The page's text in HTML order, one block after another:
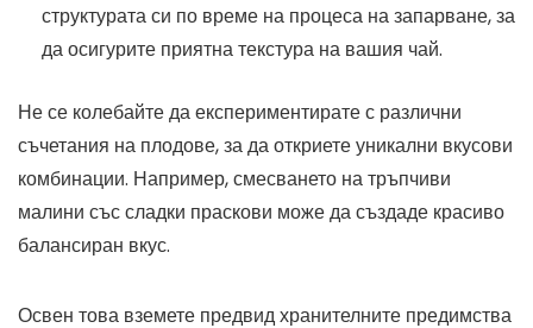
структурата си по време на процеса на запарване, за
да осигурите приятна текстура на вашия чай.
Не се колебайте да експериментирате с различни
съчетания на плодове, за да откриете уникални вкусови
комбинации. Например, смесването на тръпчиви
малини със сладки праскови може да създаде красиво
балансиран вкус.
Освен това вземете предвид хранителните предимства